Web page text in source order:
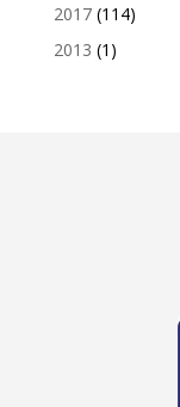
2017(114)
2013 (1)